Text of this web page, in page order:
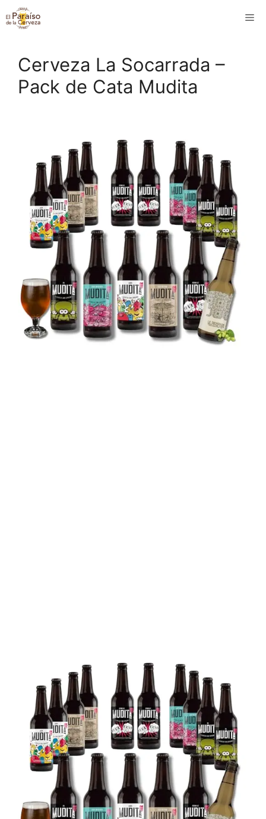
Saltar
al
Cerveza La Socarrada –
Pack de Cata Mudita